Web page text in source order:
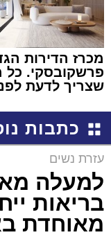
מכרז הדירות
פרשקובסקי. כל
שצריך לדעת
באשדוד
כתבות
עזרת נשים
למעלה
בריאות
מאוחדת